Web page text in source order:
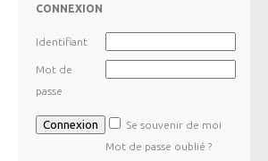
CONNEXION
Identifiant
Mot de
passe
Se souvenir de moi
Mot de passe oublié ?